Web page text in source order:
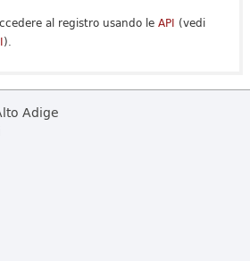
al registro usando le API (vedi
).
Adige